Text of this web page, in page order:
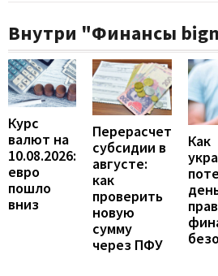
Внутри "Финансы
Курс
валют на
10.08.2026:
евро
пошло
вниз
Перерасчет
субсидии в
августе:
как
проверить
новую
сумму
через ПФУ
Как